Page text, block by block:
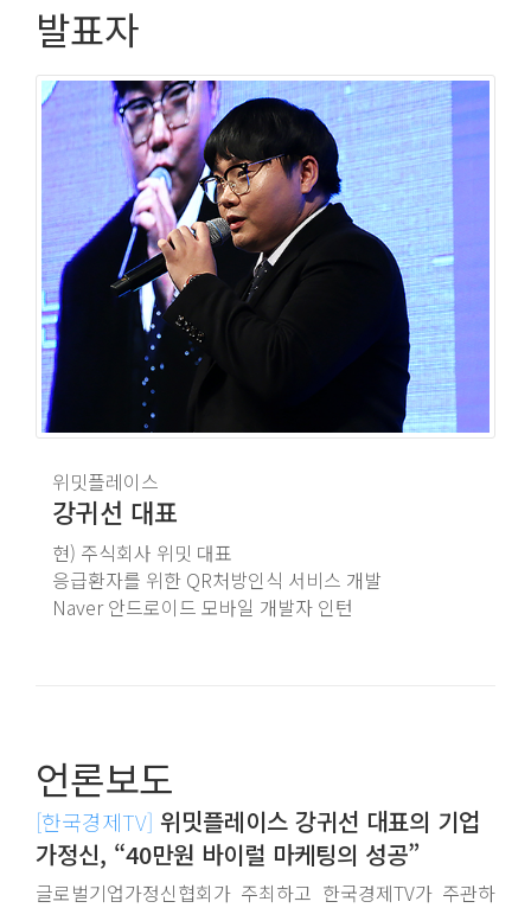
발표자
위밋플레이스
강귀선 대표
현) 주식회사 위밋 대표
응급환자를 위한 QR처방인식 서비스 개발
Naver 안드로이드 모바일 개발자 인턴
언론보도
[한국경제TV] 위밋플레이스 강귀선 대표의 기업
가정신, “40만원 바이럴 마케팅의 성공”
글로벌기업가정신협회가 주최하고 한국경제TV가 주관하